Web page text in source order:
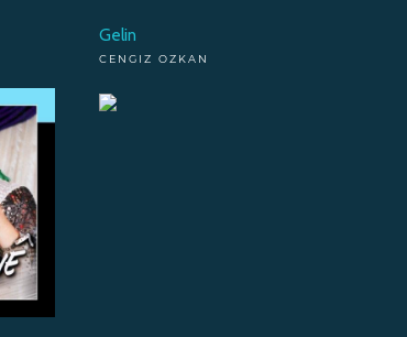
Gelin
CENGIZ OZKAN